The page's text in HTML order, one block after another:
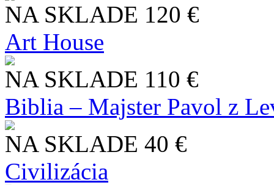
NA SKLADE 120 €
Art House
NA SKLADE 110 €
Biblia – Majster Pavol z
NA SKLADE 40 €
Civilizácia